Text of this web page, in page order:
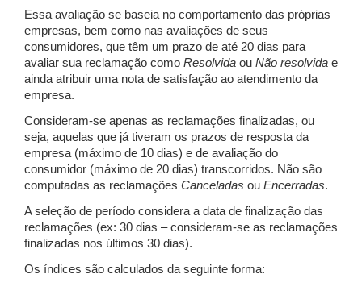
Essa avaliação se baseia no comportamento das próprias
empresas, bem como nas avaliações de seus
consumidores, que têm um prazo de até 20 dias para
avaliar sua reclamação como Resolvida ou Não resolvida e
ainda atribuir uma nota de satisfação ao atendimento da
empresa.
Consideram-se apenas as reclamações finalizadas, ou
seja, aquelas que já tiveram os prazos de resposta da
empresa (máximo de 10 dias) e de avaliação do
consumidor (máximo de 20 dias) transcorridos. Não são
computadas as reclamações Canceladas ou Encerradas.
A seleção de período considera a data de finalização das
reclamações (ex: 30 dias – consideram-se as reclamações
finalizadas nos últimos 30 dias).
Os índices são calculados da seguinte forma: